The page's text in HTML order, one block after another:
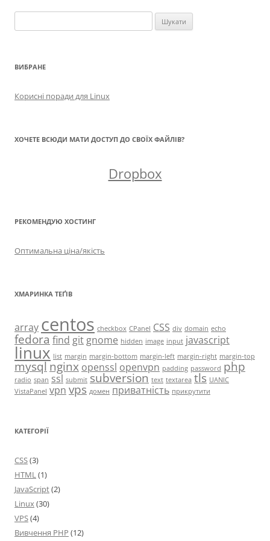
ВИБРАНЕ
Корисні поради для Linux
ХОЧЕТЕ ВСЮДИ МАТИ ДОСТУП ДО СВОЇХ ФАЙЛІВ?
Dropbox
РЕКОМЕНДУЮ ХОСТИНГ
Оптимальна ціна/якість
ХМАРИНКА ТЕҐІВ
array centos checkbox CPanel CSS div domain echo
fedora find git gnome hidden image input javascript
linux list margin margin-bottom margin-left margin-right margin-top
mysqlnginx openssl openvpn padding password php
radio span ssl submit subversion text textarea tls UANIC
VistaPanel vpn vps домен приватність прикрутити
КАТЕГОРІЇ
CSS(3)
HTML(1)
JavaScript(2)
Linux(30)
VPS(4)
Вивчення PHP (12)